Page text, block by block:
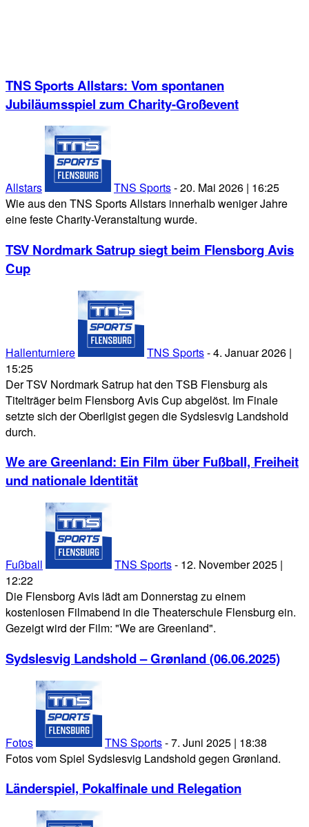
TNS Sports Allstars: Vom spontanen
Jubiläumsspiel zum Charity-Großevent
Allstars TNS Sports-20. Mai 2026 | 16:25
Wie aus den TNS Sports Allstars innerhalb weniger Jahre
eine feste Charity-Veranstaltung wurde.
TSV Nordmark Satrup siegt beim Flensborg Avis
Cup
Hallenturniere TNS Sports-4. Januar 2026 |
15:25
Der TSV Nordmark Satrup hat den TSB Flensburg als
Titelträger beim Flensborg Avis Cup abgelöst. Im Finale
setzte sich der Oberligist gegen die Sydslesvig Landshold
durch.
We are Greenland: Ein Film über Fußball, Freiheit
und nationale Identität
Fußball TNS Sports- 12. November 2025 |
12:22
Die Flensborg Avis lädt am Donnerstag zu einem
kostenlosen Filmabend in die Theaterschule Flensburg ein.
Gezeigt wird der Film: "We are Greenland".
Sydslesvig Landshold – Grønland (06.06.2025)
Fotos TNS Sports-7. Juni 2025 | 18:38
Fotos vom Spiel Sydslesvig Landshold gegen Grønland.
Länderspiel, Pokalfinale und Relegation